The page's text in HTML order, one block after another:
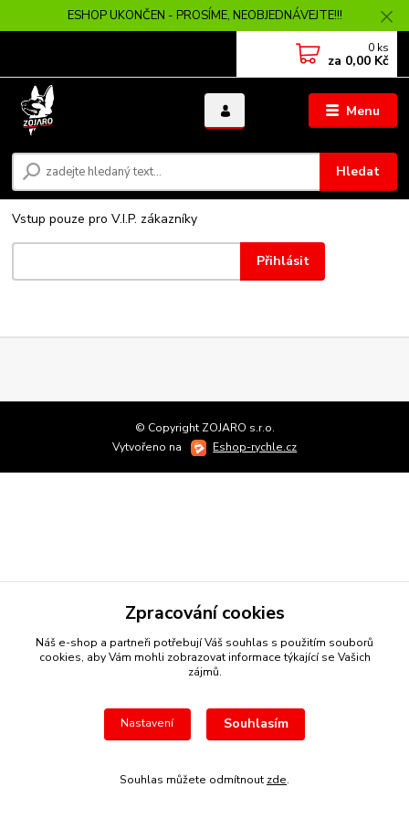
ESHOP UKONČEN - PROSÍME, NEOBJEDNÁVEJTE!!!
Menu
Hledat
0 ks
za 0,00 Kč
Vstup pouze pro V.I.P. zákazníky
© Copyright ZOJARO s.r.o.
Vytvořeno na
Eshop-rychle.cz
Zpracování cookies
Náš e-shop a partneři potřebují Váš souhlas s použitím souborů
cookies, aby Vám mohli zobrazovat informace týkající se Vašich
zájmů.
Nastavení Souhlasím
Souhlas můžete odmítnout zde.